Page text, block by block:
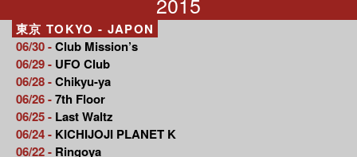
東京 TOKYO - JAPON
06/30 -Club Mission’s
06/29 - UFO Club
06/28 -Chikyu-ya
06/26 -7th Floor
06/25 - Last Waltz
06/24 - KICHIJOJI PLANET K
06/22 - Ringoya